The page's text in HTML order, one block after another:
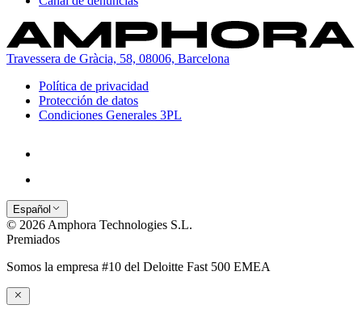
Travessera de Gràcia, 58, 08006, Barcelona
Política de privacidad
Protección de datos
Condiciones Generales 3PL
Español
© 2026 Amphora Technologies S.L.
Premiados
Somos la empresa #10 del Deloitte Fast 500 EMEA